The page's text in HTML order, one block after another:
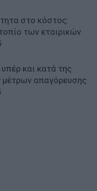
στο κόστος:
των εταιρικών
και κατά της
απαγόρευσης